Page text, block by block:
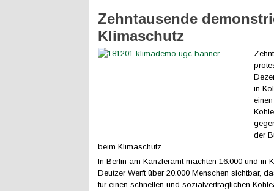
Zehntausende
Klimaschutz
in
der
beim Klimaschutz.
In Berlin am Kanzleramt machten 16.000 und in
Deutzer Werft über 20.000 Menschen sichtbar,
für einen schnellen und sozialverträglichen